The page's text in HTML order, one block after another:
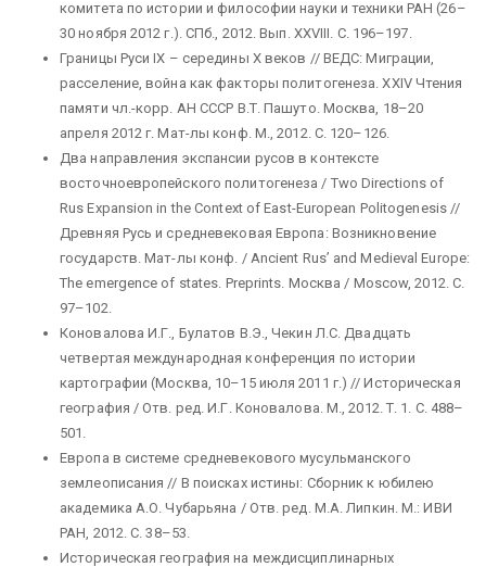
комитета по истории и философии науки и техники РАН (26–
30 ноября 2012 г.). СПб., 2012. Вып. XXVIII. С. 196–197.
Границы Руси IX – середины X веков // ВЕДС: Миграции,
расселение, война как факторы политогенеза. XXIV Чтения
памяти чл.-корр. АН СССР В.Т. Пашуто. Москва, 18–20
апреля 2012 г. Мат-лы конф. М., 2012. С. 120–126.
Два направления экспансии русов в контексте
восточноевропейского политогенеза / Two Directions of
Rus Expansion in the Context of East-European Politogenesis //
Древняя Русь и средневековая Европа: Возникновение
государств. Мат-лы конф. / Ancient Rus’ and Medieval Europe:
The emergence of states. Preprints. Москва / Moscow, 2012. С.
97–102.
Коновалова И.Г., Булатов В.Э., Чекин Л.С. Двадцать
четвертая международная конференция по истории
картографии (Москва, 10–15 июля 2011 г.) // Историческая
география / Отв. ред. И.Г. Коновалова. М., 2012. Т. 1. С. 488–
501.
Европа в системе средневекового мусульманского
землеописания // В поисках истины: Сборник к юбилею
академика А.О. Чубарьяна / Отв. ред. М.А. Липкин. М.: ИВИ
РАН, 2012. С. 38–53.
Историческая география на междисциплинарных